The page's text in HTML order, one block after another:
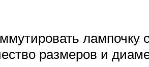
лампочку
размеров и